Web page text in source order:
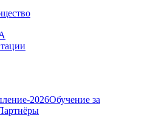
2026Обучение за